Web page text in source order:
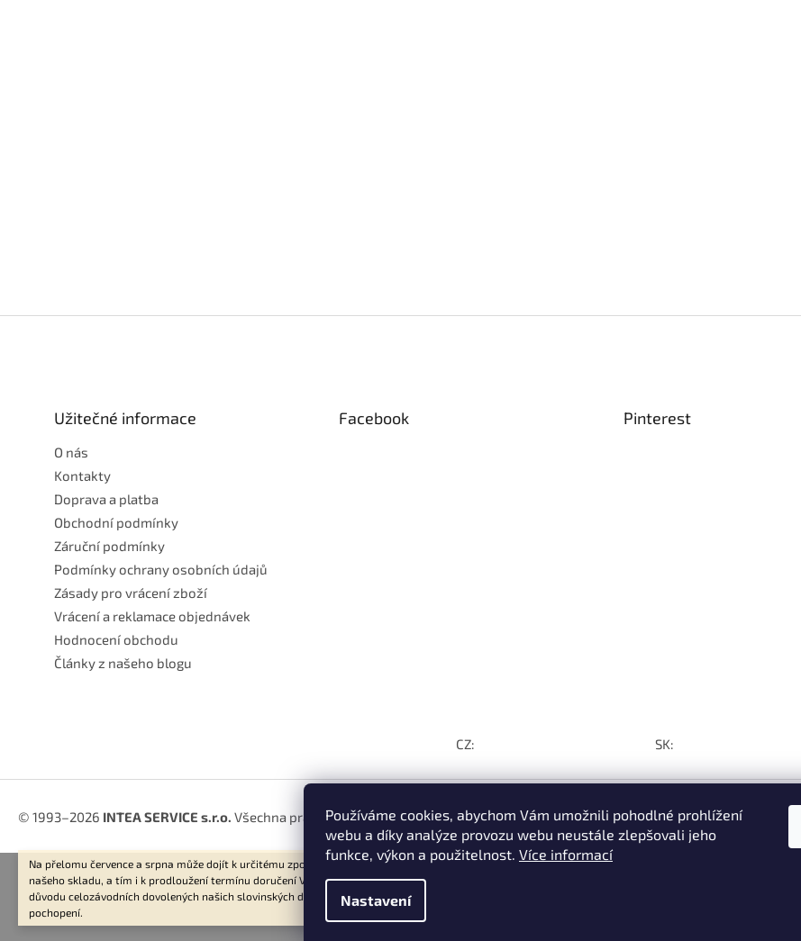
Používáme cookies, abychom Vám umožnili pohodlné prohlížení
webu a díky analýze provozu webu neustále zlepšovali jeho
funkce, výkon a použitelnost. Více informací
Nastavení
Na přelomu července a srpna může dojít k určitému zpoždění dodávek zboží do
našeho skladu, a tím i k prodloužení termínu doručení Vaší objednávky, a to z
důvodu celozávodních dovolených našich slovinských dodavatelů. Děkujeme za
pochopení.
Užitečné informace
O nás
Kontakty
Doprava a platba
Obchodní podmínky
Záruční podmínky
Podmínky ochrany osobních údajů
Zásady pro vrácení zboží
Vrácení a reklamace objednávek
Hodnocení obchodu
Články z našeho blogu
Facebook Pinterest
CZ: SK:
© 1993–2026 INTEA SERVICE s.r.o. Všechna práva vyhrazena.